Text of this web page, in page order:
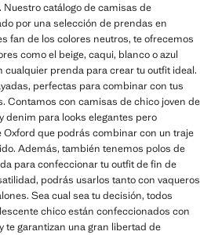
catálogo de camisas de
por una selección de prendas en
fan de los colores neutros, te ofrecemos
como el beige, caqui, blanco o azul
prenda para crear tu outfit ideal.
perfectas para combinar con tus
Contamos con camisas de chico joven de
denim para looks elegantes pero
que podrás combinar con un traje
Además, también tenemos polos de
para confeccionar tu outfit de fin de
podrás usarlos tanto con vaqueros
Sea cual sea tu decisión, todos
chico están confeccionados con
te garantizan una gran libertad de